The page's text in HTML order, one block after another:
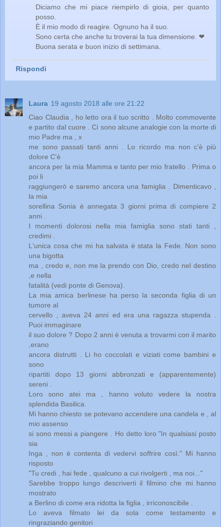
Diciamo che mi piace riempirlo di gioia, per quanto
posso.
È il mio modo di reagire. Ognuno ha il suo.
Sono certa che anche tu troverai la tua dimensione. ❤
Buona serata e buon inizio di settimana.
Rispondi
Laura 19 agosto 2018 alle ore 21:22
Ciao Claudia , ho letto ora il tuo scritto . Molto commovente
e partito dal cuore . Ci sono alcune analogie con la morte di
mio Padre ma , x
me sono passati tanti anni . Lo ricordo ma non c'è più
dolore C'è
ancora per la mia Mamma e tanto per mio fratello . Prima o
poi li
raggiungerò e saremo ancora una famiglia . Dimenticavo ,
la mia
sorellina Sonia è annegata 3 giorni prima di compiere 2
anni .
I momenti dolorosi nella mia famiglia sono stati tanti ,
credimi .
L'unica cosa che mi ha salvata è stata la Fede. Non sono
una bigotta
ma , credo e, non me la prendo con Dio, credo nel destino
,e nella
fatalità (vedi ponte di Genova).
La mia amica berlinese ha perso la seconda figlia di un
tumore al
cervello , aveva 24 anni ed era una ragazza stupenda .
Puoi immaginare
il suo dolore ? Dopo 2 anni è venuta a trovarmi con il marito
,erano
ancora distrutti . Li ho coccolati e viziati come bambini e
sono
ripartiti dopo 13 giorni abbronzati e (apparentemente)
sereni .
Loro sono atei ma , hanno voluto vedere la nostra
splendida Basilica.
Mi hanno chiesto se potevano accendere una candela e , al
mio assenso
si sono messi a piangere . Ho detto loro "In qualsiasi posto
sia
Inga , non è contenta di vedervi soffrire così." Mi hanno
risposto
"Tu credi , hai fede , qualcuno a cui rivolgerti , ma noi..."
Sarebbe troppo lungo descriverti il filmino che mi hanno
mostrato
a Berlino di come era ridotta la figlia , irriconoscibile .
Lo aveva filmato lei da sola come testamento e
ringraziando genitori